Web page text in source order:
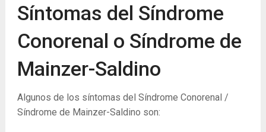
Síntomas del Síndrome
Conorenal o Síndrome de
Mainzer-Saldino
Algunos de los síntomas del Síndrome Conorenal /
Síndrome de Mainzer-Saldino son: